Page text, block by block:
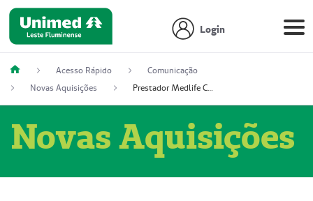
Login
Acesso Rápido
Comunicação
Novas Aquisições
Prestador Medlife Consultas e Diagnósticos (51004334-2)
Novas Aquisições